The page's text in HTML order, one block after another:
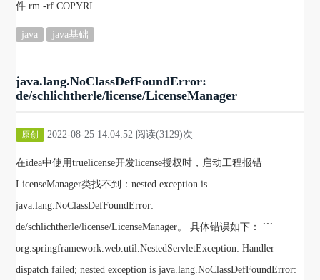
件 rm -rf COPYRI...
java java基础
java.lang.NoClassDefFoundError:
de/schlichtherle/license/LicenseManager
原创 2022-08-25 14:04:52 阅读(3129)次
在idea中使用truelicense开发license授权时，启动工程报错
LicenseManager类找不到：nested exception is
java.lang.NoClassDefFoundError:
de/schlichtherle/license/LicenseManager。 具体错误如下： ```
org.springframework.web.util.NestedServletException: Handler
dispatch failed; nested exception is java.lang.NoClassDefFoundError: